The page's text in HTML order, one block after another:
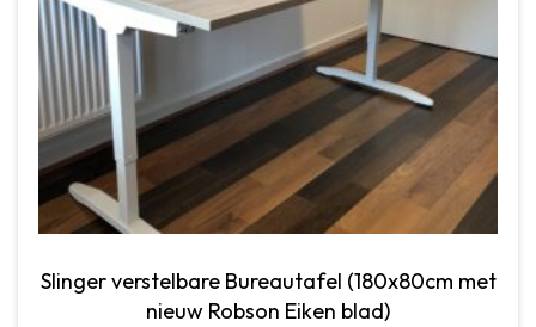
Slinger verstelbare Bureautafel (180x80cm met
nieuw Robson Eiken blad)